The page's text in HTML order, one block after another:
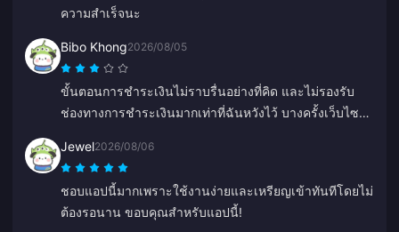
ความสำเร็จนะ
Bibo Khong2026/08/05
ขั้นตอนการชำระเงินไม่ราบรื่นอย่างที่คิด และไม่รองรับ
ช่องทางการชำระเงินมากเท่าที่ฉันหวังไว้ บางครั้งเว็บไซต์ก็
กลับช้า แถมยังไม่ชัดเจนว่าการชำระเงินจะดำเนินการ
เสร็จสิ้นเมื่อไหร่ หากปัญหาเหล่านี้ได้รับการแก้ไข มันจะน่า
เชื่อถือขึ้นมาก
Jewel2026/08/06
ชอบแอปนี้มากเพราะใช้งานง่ายและเหรียญเข้าทันทีโดยไม่
ต้องรอนาน ขอบคุณสำหรับแอปนี้!